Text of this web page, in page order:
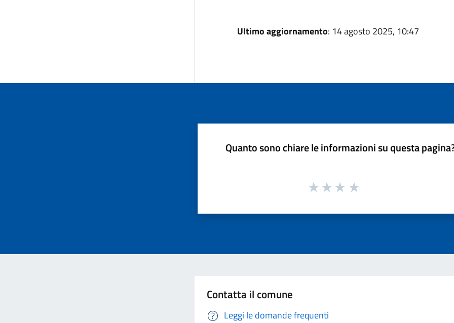
Ultimo aggiornamento: 14 agosto 2025, 10:47
Quanto sono chiare le informazioni su questa
Contatta il comune
Leggi le domande frequenti